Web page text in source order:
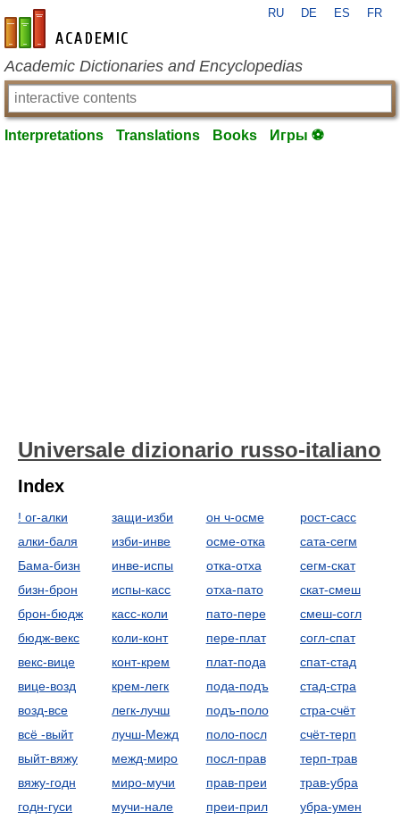
en-academic.com
RU DE ES FR
Academic Dictionaries and Encyclopedias
Interpretations Translations Books Игры ⚽
Universale dizionario russo-italiano
Index
! ог-алки
алки-баля
Бама-бизн
бизн-брон
брон-бюдж
бюдж-векс
векс-вице
вице-возд
возд-все
всё -выйт
выйт-вяжу
вяжу-годн
годн-гуси
защи-изби
изби-инве
инве-испы
испы-касс
касс-коли
коли-конт
конт-крем
крем-легк
легк-лучш
лучш-Межд
межд-миро
миро-мучи
мучи-нале
он ч-осме
осме-отка
отка-отха
отха-пато
пато-пере
пере-плат
плат-пода
пода-подъ
подъ-поло
поло-посл
посл-прав
прав-преи
преи-прил
рост-сасс
сата-сегм
сегм-скат
скат-смеш
смеш-согл
согл-спат
спат-стад
стад-стра
стра-счёт
счёт-терп
терп-трав
трав-убра
убра-умен